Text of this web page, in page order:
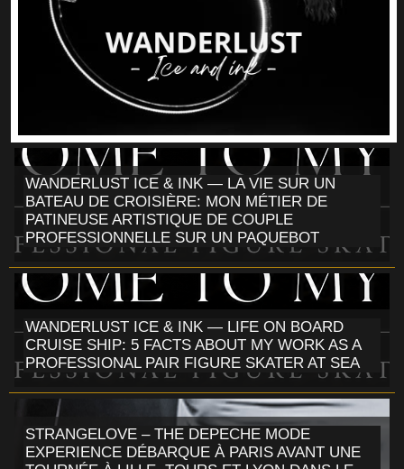
WANDERLUST ICE & INK — LA VIE SUR UN
BATEAU DE CROISIÈRE: MON MÉTIER DE
PATINEUSE ARTISTIQUE DE COUPLE
PROFESSIONNELLE SUR UN PAQUEBOT
WANDERLUST ICE & INK — LIFE ON BOARD
CRUISE SHIP: 5 FACTS ABOUT MY WORK AS A
PROFESSIONAL PAIR FIGURE SKATER AT SEA
STRANGELOVE – THE DEPECHE MODE
EXPERIENCE DÉBARQUE À PARIS AVANT UNE